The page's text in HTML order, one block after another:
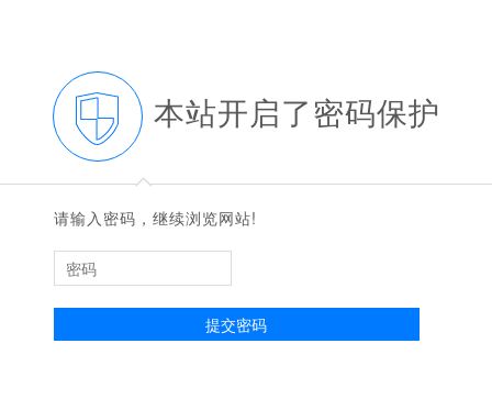
本站开启了密码保护
◆
◆
请输入密码，继续浏览网站!
提交密码